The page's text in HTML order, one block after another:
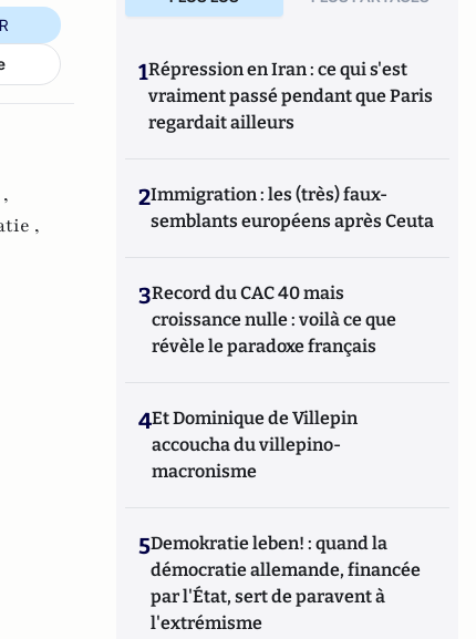
,
1Répression en Iran : ce qui s'est
vraiment passé pendant que Paris
regardait ailleurs
2Immigration : les (très) faux-
semblants européens après Ceuta
3Record du CAC 40 mais
croissance nulle : voilà ce que
révèle le paradoxe français
4Et Dominique de Villepin
accoucha du villepino-
macronisme
5Demokratie leben! : quand la
démocratie allemande, financée
par l'État, sert de paravent à
l'extrémisme